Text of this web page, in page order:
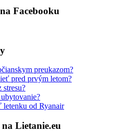
Facebooku
preukazom?
pred prvým letom?
od Ryanair
Lietanie.eu